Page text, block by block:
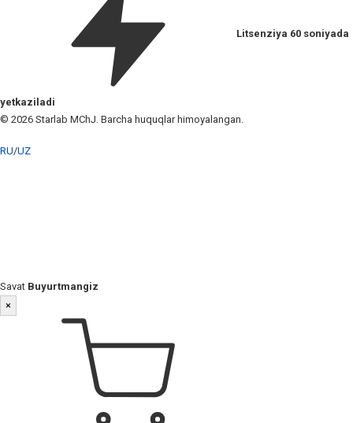
Litsenziya 60 soniyada
yetkaziladi
© 2026 Starlab MChJ. Barcha huquqlar himoyalangan.
RU/UZ
Savat Buyurtmangiz
×